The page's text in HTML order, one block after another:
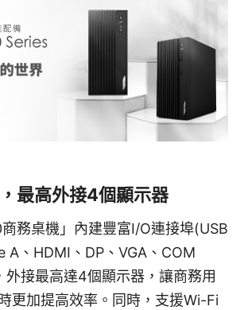
最高外接4個顯示器
商務桌機」內建豐富I/O連接埠(USB
A、HDMI、DP、VGA、COM
接最高達4個顯示器，讓商務用
更加提高效率。同時，支援Wi-Fi